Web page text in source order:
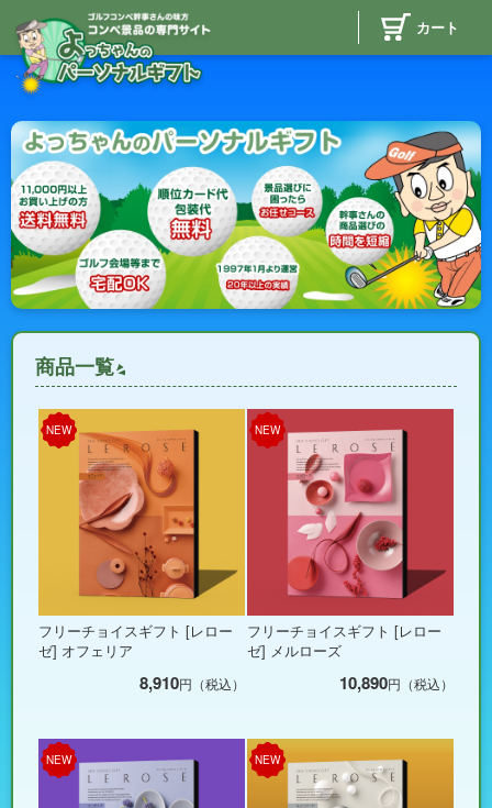
カート
商品一覧
NEW
フリーチョイスギフト [レロー
ゼ] オフェリア
8,910円（税込）
NEW
フリーチョイスギフト [レロー
ゼ] メルローズ
10,890円（税込）
NEW NEW